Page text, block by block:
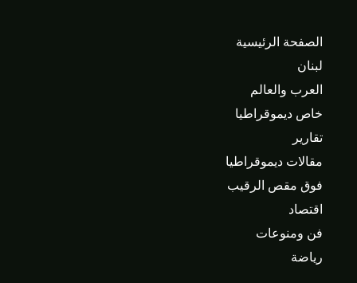
الصفحة الرئيسية
لبنان
العرب والعالم
خاص ديموقراطيا
تقارير
مقالات ديموقراطيا
فوق مقص الرقيب
اقتصاد
فن ومنوعات
رياضة